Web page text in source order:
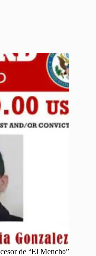
de “El Mencho”